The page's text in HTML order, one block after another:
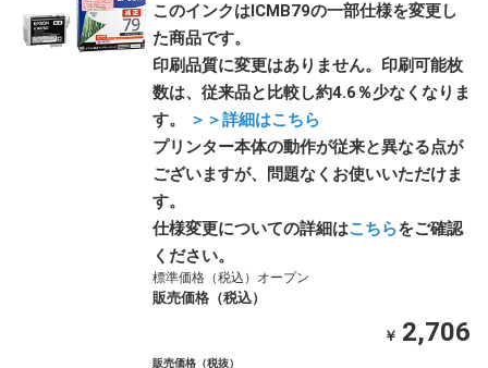
このインクはICMB79の一部仕様を変更し
た商品です。
印刷品質に変更はありません。印刷可能枚
数は、従来品と比較し約4.6％少なくなりま
す。
＞＞詳細はこちら
プリンター本体の動作が従来と異なる点が
ございますが、問題なくお使いいただけま
す。
仕様変更についての詳細はこちらをご確認
ください。
標準価格（税込）オープン
販売価格（税込）
￥ 2,706
販売価格（税抜）